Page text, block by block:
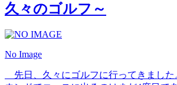
久々のゴルフ～
No Image
先日、久々にゴルフに行ってきました